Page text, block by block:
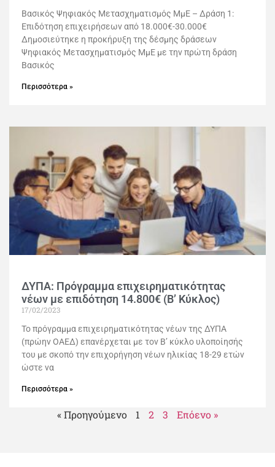
Βασικός Ψηφιακός Μετασχηματισμός ΜμΕ – Δράση 1:
Επιδότηση επιχειρήσεων από 18.000€-30.000€
Δημοσιεύτηκε η προκήρυξη της δέσμης δράσεων
Ψηφιακός Μετασχηματισμός ΜμΕ με την πρώτη δράση
Βασικός
Περισσότερα »
ΔΥΠΑ: Πρόγραμμα επιχειρηματικότητας
νέων με επιδότηση 14.800€ (Β’ Κύκλος)
17/02/2023
Το πρόγραμμα επιχειρηματικότητας νέων της ΔΥΠΑ
(πρώην ΟΑΕΔ) επανέρχεται με τον Β’ κύκλο υλοποίησής
του με σκοπό την επιχορήγηση νέων ηλικίας 18-29 ετών
ώστε να
Περισσότερα »
« Προηγούμενο 1 2 3 Επόενο »